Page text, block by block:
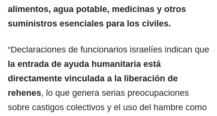
alimentos, agua potable, medicinas y otros
suministros esenciales para los civiles.
“Declaraciones de funcionarios israelíes indican que
la entrada de ayuda humanitaria está
directamente vinculada a la liberación de
rehenes, lo que genera serias preocupaciones
sobre castigos colectivos y el uso del hambre como